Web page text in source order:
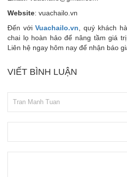
Website: vuachailo.vn
Đến vớiVuachailo.vn , quý khách
chai lọ hoàn hảo để nâng tầm giá
Liên hệ ngay hôm nay để nhận báo
VIẾT BÌNH LUẬN